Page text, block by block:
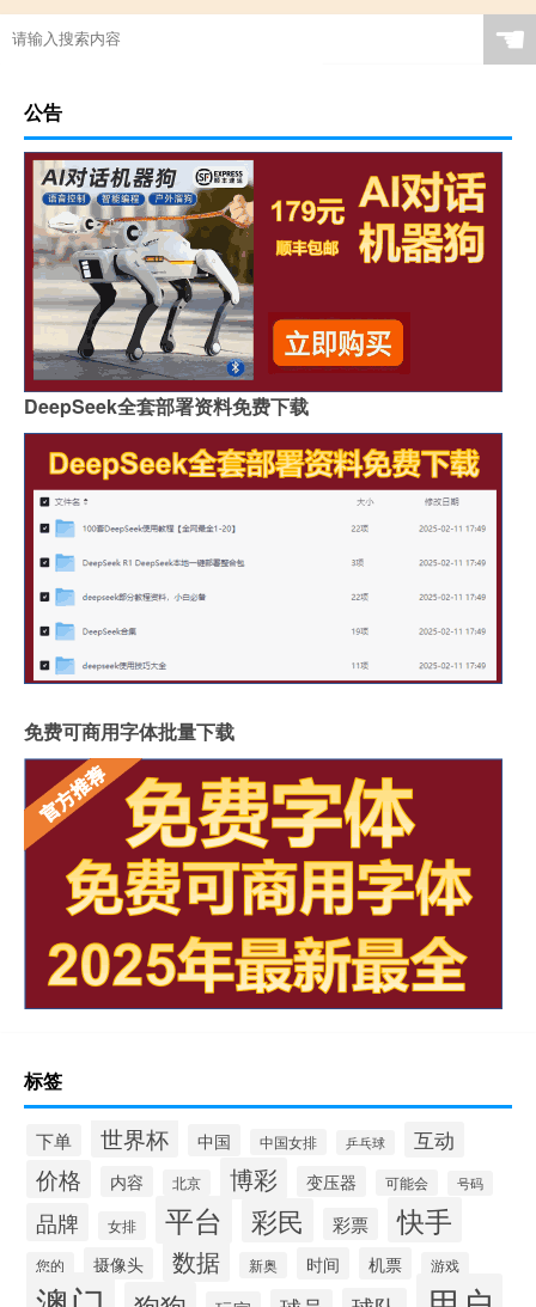
☚
公告
DeepSeek全套部署资料免费下载
免费可商用字体批量下载
标签
下单 世界杯 中国 中国女排 乒乓球 互动
价格 内容 北京 博彩 变压器 可能会 号码
品牌 女排 平台 彩民 彩票 快手
您的 摄像头 数据 新奥 时间 机票 游戏